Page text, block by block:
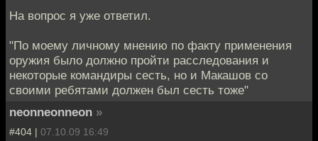
На вопрос я уже ответил.
"По моему личному мнению по факту применения
оружия было должно пройти расследования и
некоторые командиры сесть, но и Макашов со
своими ребятами должен был сесть тоже"
neonneonneon »
#404 | 07.10.09 16:49